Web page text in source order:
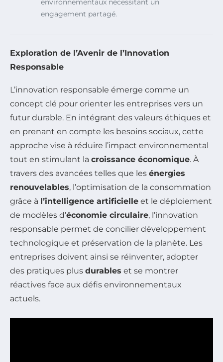
environnementaux nécessitant un
engagement partagé.
Exploration de l’Avenir de l’Innovation
Responsable
L’innovation responsable émerge comme un
concept clé pour orienter les entreprises vers un
futur durable. En intégrant des valeurs éthiques et
en prenant en compte les besoins sociaux, cette
approche vise à réduire l’impact environnemental
tout en stimulant la croissance économique. À
travers des avancées telles que les énergies
renouvelables, l’optimisation de la consommation
grâce à l’intelligence artificielle et le déploiement
de modèles d’économie circulaire, l’innovation
responsable permet de concilier développement
technologique et préservation de la planète. Les
entreprises doivent ainsi se réinventer, adopter
des pratiques plus durables et se montrer
réactives face aux défis environnementaux
actuels.